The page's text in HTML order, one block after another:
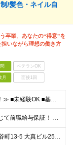
/髪色・ネイル自
卒業。あなたの“得意”を
いながら理想の働き方
ベテランOK
月 面接1回
≪学歴不問／第二新卒歓迎！≫ ■未経験OK ■基本的なPC操作ができる方（Excelの基本関数・Wordなど） 【こんな方にピッタリです】 ・ルーティンワークだけでなく、適性に合わせて業務の幅を広げ
月給28万円～ ※経験に応じて前職給与保証！ ★頑張りはしっかり還元される環境です！ 月給28万円スタートという安定した収入に加え、 業績に連動した決算賞与（年2回）を支給します。 ※経験・能力を
【本社】 神奈川県平塚市紅谷町13-5 大真ビル25階 ★満員電車のストレスとは無縁の環境！ 都心から通う場合、通勤ラッシュとは「逆方向」の電車になるため、 朝から満員電車でもみくちゃにされる…なん